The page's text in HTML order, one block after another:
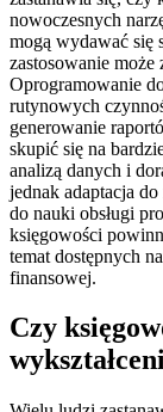
nowoczesnych
mogą wydawać się
zastosowanie może
Oprogramowanie
rutynowych
generowanie
skupić się na
analizą danych i
jednak adaptacja
do nauki obsługi
księgowości
temat dostępnych
finansowej.
Czy